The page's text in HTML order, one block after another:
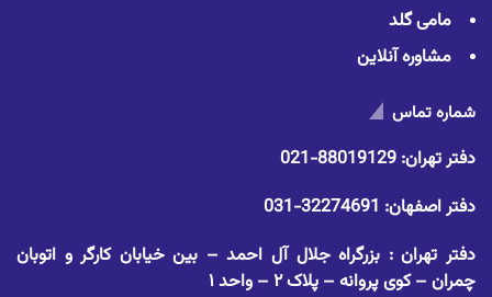
مامی گلد
مشاوره آنلاین
شماره تماس
دفتر تهران: 88019129-021
دفتر اصفهان: 32274691-031
دفتر تهران : بزرگراه جلال آل احمد – بین خیابان کارگر و اتوبان
چمران – کوی پروانه – پلاک ۲ – واحد ۱